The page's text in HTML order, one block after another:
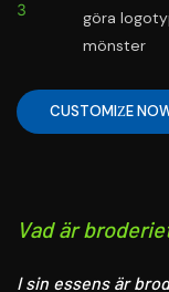
göra
mönster
CUSTOMIZE
Vad är
I sin essens är